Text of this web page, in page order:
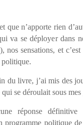
que n’apporte rien
va se déployer dans
nos sensations, et
du livre, j’ai mis des
se déroulait sous mes
réponse
programme politique